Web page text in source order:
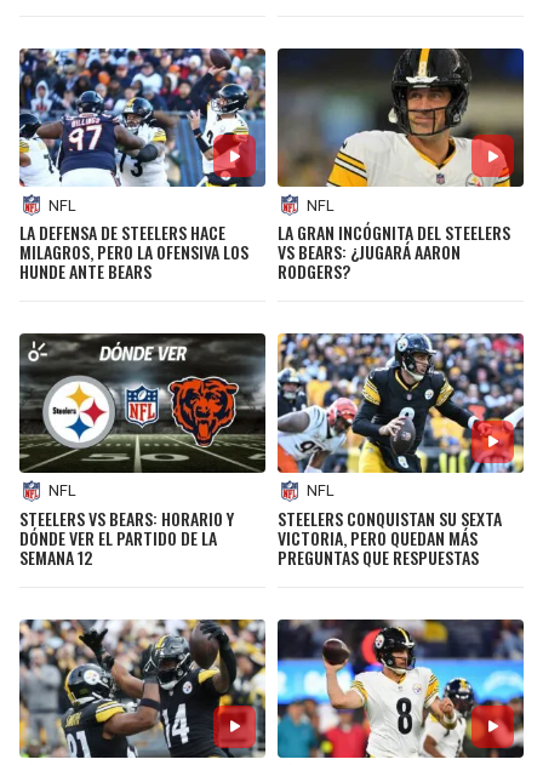
NFL
LA DEFENSA DE STEELERS HACE
MILAGROS, PERO LA OFENSIVA LOS
HUNDE ANTE BEARS
NFL
LA GRAN INCÓGNITA DEL STEELERS
VS BEARS: ¿JUGARÁ AARON
RODGERS?
NFL
STEELERS VS BEARS: HORARIO Y
DÓNDE VER EL PARTIDO DE LA
SEMANA 12
NFL
STEELERS CONQUISTAN SU SEXTA
VICTORIA, PERO QUEDAN MÁS
PREGUNTAS QUE RESPUESTAS